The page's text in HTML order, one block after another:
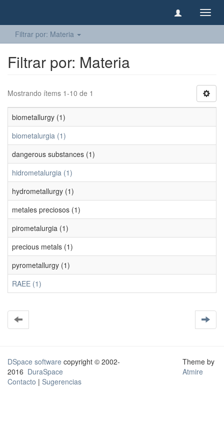
Filtrar por: Materia
Filtrar por: Materia
Mostrando ítems 1-10 de 1
biometallurgy (1)
biometalurgia (1)
dangerous substances (1)
hidrometalurgia (1)
hydrometallurgy (1)
metales preciosos (1)
pirometalurgia (1)
precious metals (1)
pyrometallurgy (1)
RAEE (1)
DSpace software copyright © 2002-
2016 DuraSpace
Contacto | Sugerencias
Theme by
Atmire